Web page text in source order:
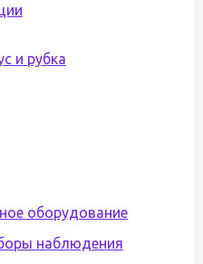
и рубка
оборудование
наблюдения